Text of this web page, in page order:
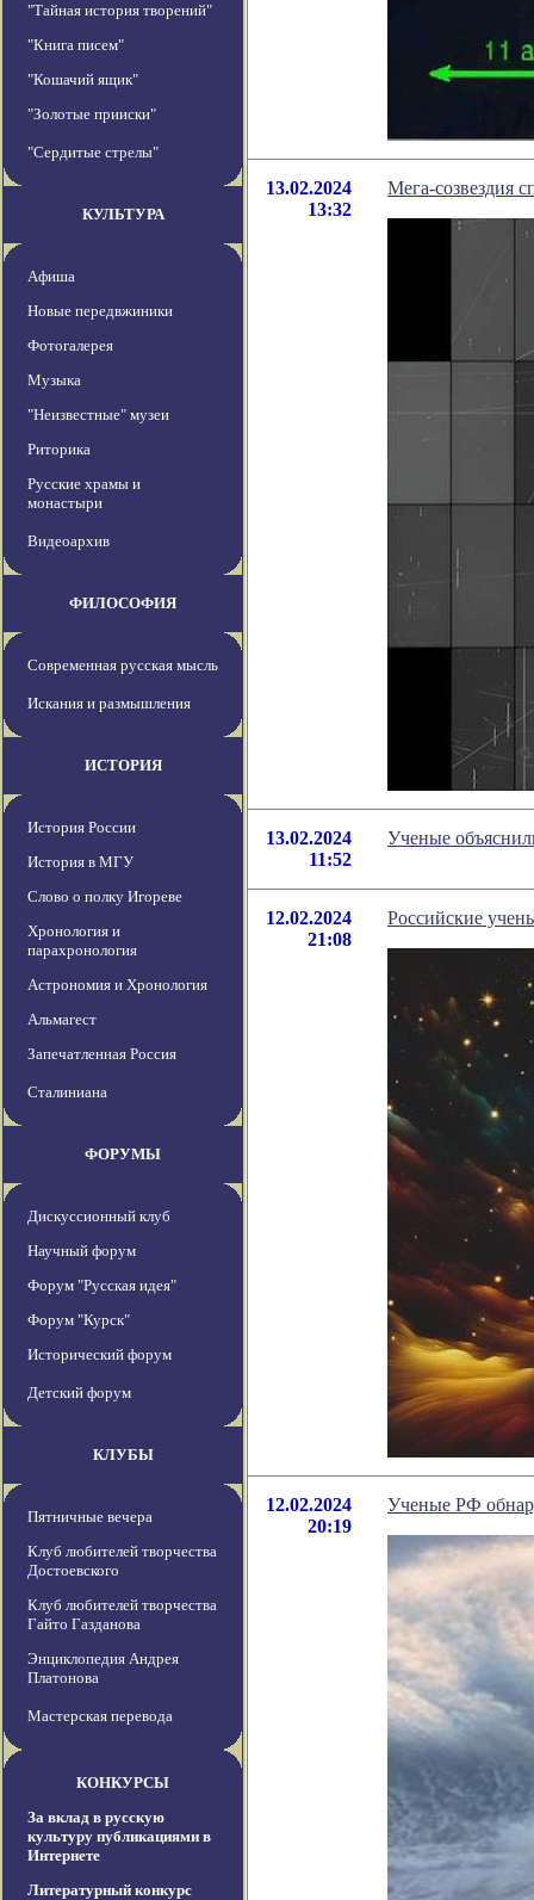
"Тайная история творений"
"Книга писем"
"Кошачий ящик"
"Золотые прииски"
"Сердитые стрелы"
КУЛЬТУРА
Афиша
Новые передвжиники
Фотогалерея
Музыка
"Неизвестные" музеи
Риторика
Русские храмы и
монастыри
Видеоархив
ФИЛОСОФИЯ
Современная русская мысль
Искания и размышления
ИСТОРИЯ
История России
История в МГУ
Слово о полку Игореве
Хронология и
парахронология
Астрономия и Хронология
Альмагест
Запечатленная Россия
Сталиниана
ФОРУМЫ
Дискуссионный клуб
Научный форум
Форум "Русская идея"
Форум "Курск"
Исторический форум
Детский форум
КЛУБЫ
Пятничные вечера
Клуб любителей творчества
Достоевского
Клуб любителей творчества
Гайто Газданова
Энциклопедия Андрея
Платонова
Мастерская перевода
КОНКУРСЫ
За вклад в русскую
культуру публикациями в
Интернете
Литературный конкурс
13.02.2024
13:32
Мега-созвездия
13.02.2024
11:52
Ученые
12.02.2024
21:08
Российские
12.02.2024
20:19
Ученые РФ